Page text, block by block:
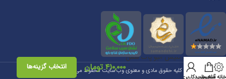
کلیه حقوق مادی و معنوی وب سایت محفوظ می باشد. ©1399
آنلاین
سبد خرید
حساب کاربری من
باند تنیس البو پاک سمن
۴۱۰,۰۰۰ تومان انتخاب گزینه‌ها